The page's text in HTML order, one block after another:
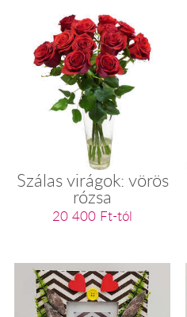
Szálas virágok: vörös
rózsa
20 400 Ft-tól